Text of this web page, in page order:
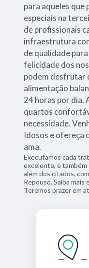
para aqueles que
especiais na
de profissionais
infraestrutura
de qualidade
felicidade dos
podem desfrutar
alimentação
24 horas por dia.
quartos
necessidade.
Idosos e ofereça
ama.
Executamos cada
excelente, e
além dos citados,
Repouso. Saiba
Teremos prazer em